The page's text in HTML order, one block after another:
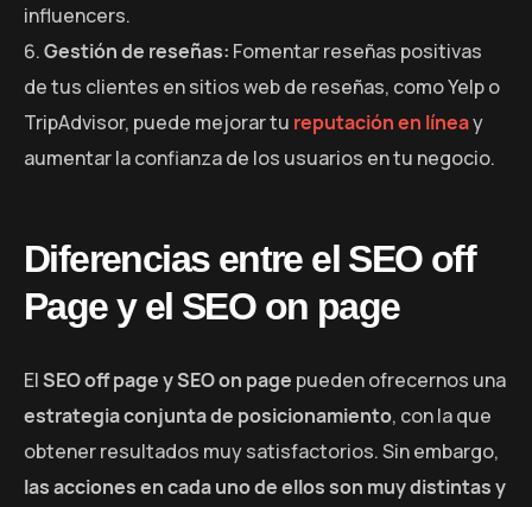
influencers.
Gestión de reseñas: Fomentar reseñas positivas
de tus clientes en sitios web de reseñas, como Yelp o
TripAdvisor, puede mejorar tu reputación en líneay
aumentar la confianza de los usuarios en tu negocio.
Diferencias entre el SEO off
Page y el SEO on page
ElSEO off page y SEO on page pueden ofrecernos una
estrategia conjunta de posicionamiento, con la que
obtener resultados muy satisfactorios. Sin embargo,
las acciones en cada uno de ellos son muy distintas y